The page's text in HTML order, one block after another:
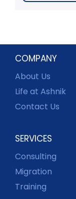
COMPANY
About Us
Life at Ashnik
Contact Us
SERVICES
Consulting
Migration
Training